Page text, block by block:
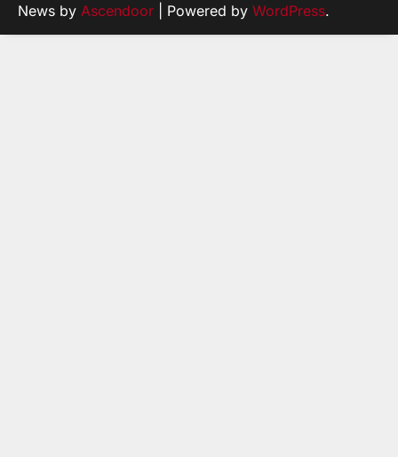
News by Ascendoor | Powered by WordPress.